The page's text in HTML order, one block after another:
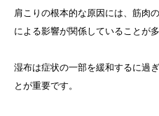
肩こりの根本的な原因には、筋肉
による影響が関係していることが多
湿布は症状の一部を緩和するに過
とが重要です。